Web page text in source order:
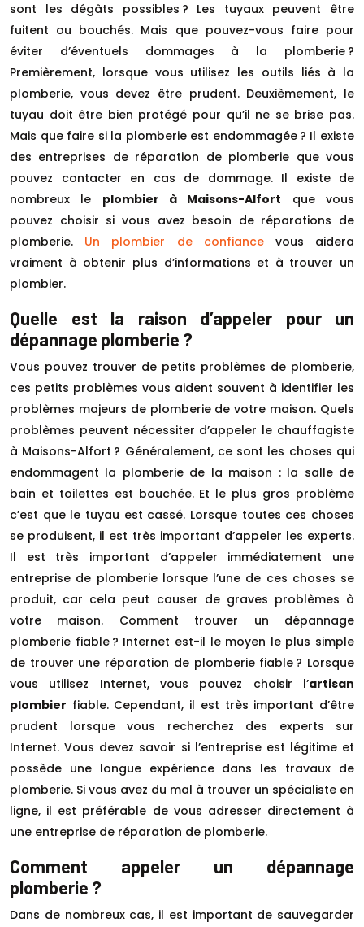
sont les dégâts possibles ? Les tuyaux peuvent être
fuitent ou bouchés. Mais que pouvez-vous faire pour
éviter d’éventuels dommages à la plomberie ?
Premièrement, lorsque vous utilisez les outils liés à la
plomberie, vous devez être prudent. Deuxièmement, le
tuyau doit être bien protégé pour qu’il ne se brise pas.
Mais que faire si la plomberie est endommagée ? Il existe
des entreprises de réparation de plomberie que vous
pouvez contacter en cas de dommage. Il existe de
nombreux le plombier à Maisons-Alfort que vous
pouvez choisir si vous avez besoin de réparations de
plomberie. Un plombier de confiancevous aidera
vraiment à obtenir plus d’informations et à trouver un
plombier.
Quelle est la raison d’appeler pour un
dépannage plomberie ?
Vous pouvez trouver de petits problèmes de plomberie,
ces petits problèmes vous aident souvent à identifier les
problèmes majeurs de plomberie de votre maison. Quels
problèmes peuvent nécessiter d’appeler le chauffagiste
à Maisons-Alfort ? Généralement, ce sont les choses qui
endommagent la plomberie de la maison : la salle de
bain et toilettes est bouchée. Et le plus gros problème
c’est que le tuyau est cassé. Lorsque toutes ces choses
se produisent, il est très important d’appeler les experts.
Il est très important d’appeler immédiatement une
entreprise de plomberie lorsque l’une de ces choses se
produit, car cela peut causer de graves problèmes à
votre maison. Comment trouver un dépannage
plomberie fiable ? Internet est-il le moyen le plus simple
de trouver une réparation de plomberie fiable ? Lorsque
vous utilisez Internet, vous pouvez choisir l’artisan
plombier fiable. Cependant, il est très important d’être
prudent lorsque vous recherchez des experts sur
Internet. Vous devez savoir si l’entreprise est légitime et
possède une longue expérience dans les travaux de
plomberie. Si vous avez du mal à trouver un spécialiste en
ligne, il est préférable de vous adresser directement à
une entreprise de réparation de plomberie.
Comment appeler un dépannage
plomberie ?
Dans de nombreux cas, il est important de sauvegarder